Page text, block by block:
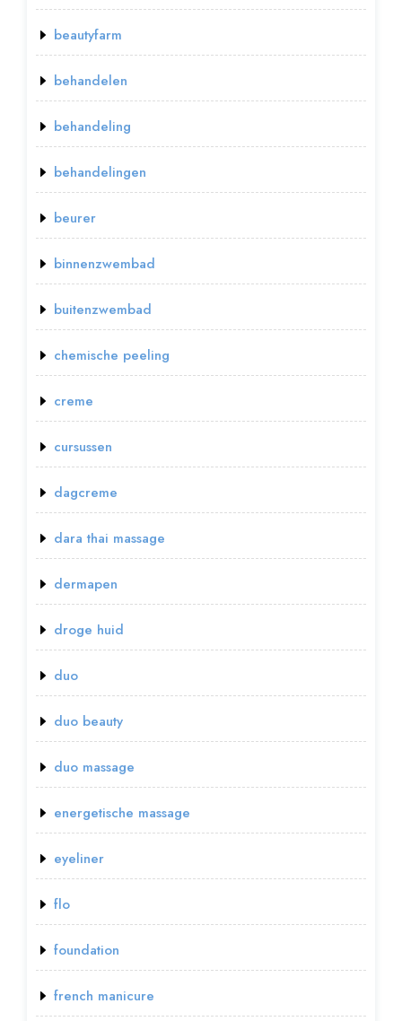
beautyfarm
behandelen
behandeling
behandelingen
beurer
binnenzwembad
buitenzwembad
chemische peeling
creme
cursussen
dagcreme
dara thai massage
dermapen
droge huid
duo
duo beauty
duo massage
energetische massage
eyeliner
flo
foundation
french manicure